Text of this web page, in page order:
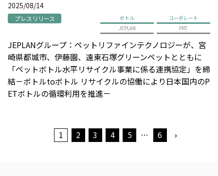
2025/08/14
プレスリリース ボトル
コーポレート
JEPLAN
PRT
JEPLANグループ：ペットリファインテクノロジーが、宮
崎県都城市、伊藤園、遠東石塚グリーンペットとともに
「ペットボトル水平リサイクル事業に係る連携協定」を締
結－ボトルtoボトル リサイクルの協働により日本国内のP
ETボトルの循環利用を推進－
1 2 3 4 5 … 6 ›